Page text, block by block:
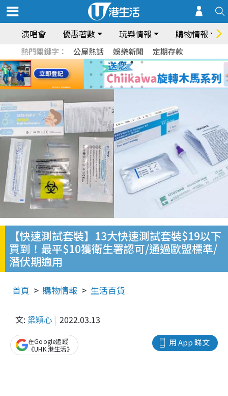
演唱會 優惠著數 玩樂情報 購物情報
熱門關鍵字： 公屋熱話 娛樂新聞 定期存款
【快速測試套裝】13大快速測試套裝$19以下
買到！最平$10獲衛生署認可/通過歐盟標準/
潛伏期適用
首頁 購物情報 生活百貨
文: 梁穎心 2022.03.13
用 App 睇文
在Google追蹤
《UHK 港生活》